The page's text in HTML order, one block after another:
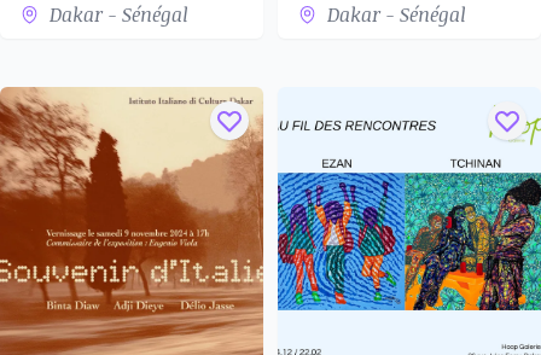
Dakar - Sénégal
Dakar - Sénégal